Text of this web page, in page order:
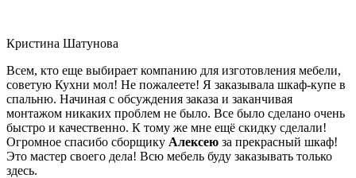
Кристина Шатунова
Всем, кто еще выбирает компанию для изготовления мебели,
советую Кухни мол! Не пожалеете! Я заказывала шкаф-купе в
спальню. Начиная с обсуждения заказа и заканчивая
монтажом никаких проблем не было. Все было сделано очень
быстро и качественно. К тому же мне ещё скидку сделали!
Огромное спасибо сборщику Алексею за прекрасный шкаф!
Это мастер своего дела! Всю мебель буду заказывать только
здесь.